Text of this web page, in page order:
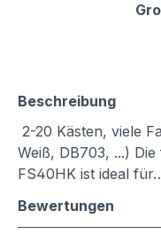
Beschreibung
2-20 Kästen, viele
Weiß, DB703, ...)
FS40HK ist ideal
Bewertungen